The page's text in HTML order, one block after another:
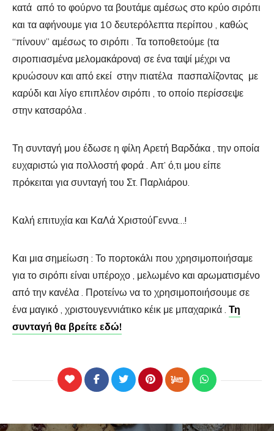
κατά από το φούρνο τα βουτάμε αμέσως στο κρύο σιρόπι
και τα αφήνουμε για 10 δευτερόλεπτα περίπου , καθώς
“πίνουν” αμέσως το σιρόπι . Τα τοποθετούμε (τα
σιροπιασμένα μελομακάρονα) σε ένα ταψί μέχρι να
κρυώσουν και από εκεί στην πιατέλα πασπαλίζοντας με
καρύδι και λίγο επιπλέον σιρόπι , το οποίο περίσσεψε
στην κατσαρόλα .
Τη συνταγή μου έδωσε η φίλη Αρετή Βαρδάκα , την οποία
ευχαριστώ για πολλοστή φορά . Απ’ ό,τι μου είπε
πρόκειται για συνταγή του Στ. Παρλιάρου.
Καλή επιτυχία και ΚαΛά ΧριστούΓεννα…!
Και μια σημείωση : Το πορτοκάλι που χρησιμοποιήσαμε
για το σιρόπι είναι υπέροχο , μελωμένο και αρωματισμένο
από την κανέλα . Προτείνω να το χρησιμοποιήσουμε σε
ένα μαγικό , χριστουγεννιάτικο κέικ με μπαχαρικά . Τη
συνταγή θα βρείτε εδώ!